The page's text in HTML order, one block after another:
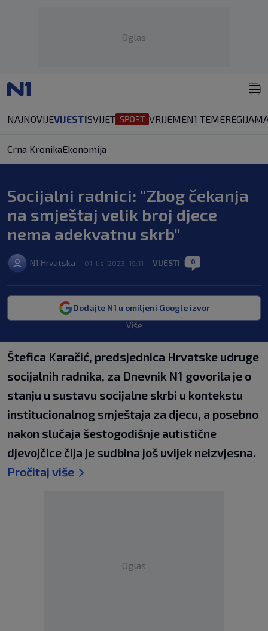
Oglas
NAJNOVIJEVIJESTISVIJET VRIJEMEN1 TEMEREGIJA
Crna KronikaEkonomija
Socijalni radnici: "Zbog čekanja
na smještaj velik broj djece
nema adekvatnu skrb"
N1 Hrvatska 01. lis. 2023. 19:11 VIJESTI 0
Dodajte N1 u omiljeni Google izvor
Više
Štefica Karačić, predsjednica Hrvatske udruge
socijalnih radnika, za Dnevnik N1 govorila je o
stanju u sustavu socijalne skrbi u kontekstu
institucionalnog smještaja za djecu, a posebno
nakon slučaja šestogodišnje autistične
djevojčice čija je sudbina još uvijek neizvjesna.
Pročitaj više
Oglas